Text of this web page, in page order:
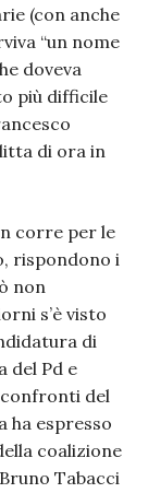
(con anche
“un nome
doveva
più difficile
di ora in
corre per le
rispondono i
non
s’è visto
di
del Pd e
del
ha espresso
coalizione
Tabacci